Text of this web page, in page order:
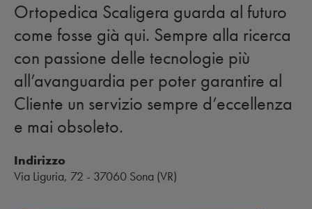
Ortopedica Scaligera guarda al futuro
come fosse già qui. Sempre alla ricerca
con passione delle tecnologie più
all’avanguardia per poter garantire al
Cliente un servizio sempre d’eccellenza
e mai obsoleto.
Indirizzo
Via Liguria, 72 - 37060 Sona (VR)